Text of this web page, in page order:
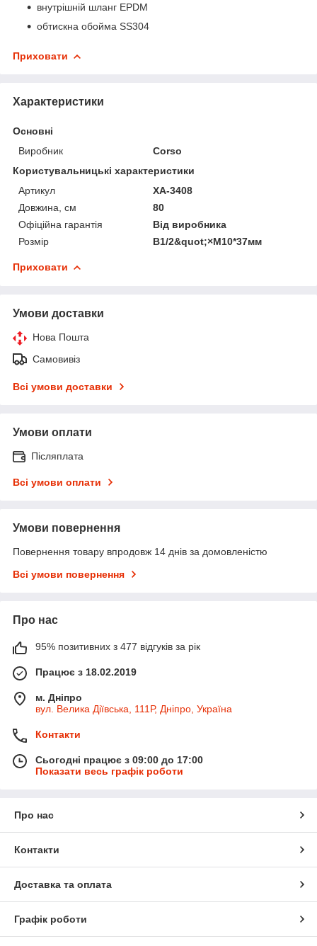
внутрішній шланг EPDM
обтискна обойма SS304
Приховати
Характеристики
Основні
Виробник
Corso
Користувальницькі характеристики
Артикул
XA-3408
Довжина, см
80
Офіційна гарантія
Від виробника
Розмір
B1/2&quot;×М10*37мм
Приховати
Умови доставки
Нова Пошта
Самовивіз
Всі умови доставки
Умови оплати
Післяплата
Всі умови оплати
Умови повернення
Повернення товару впродовж 14 днів за домовленістю
Всі умови повернення
Про нас
95% позитивних з 477 відгуків за рік
Працює з 18.02.2019
м. Дніпро
вул. Велика Діївська, 111Р, Дніпро, Україна
Контакти
Сьогодні працює з 09:00 до 17:00
Показати весь графік роботи
Про нас
Контакти
Доставка та оплата
Графік роботи